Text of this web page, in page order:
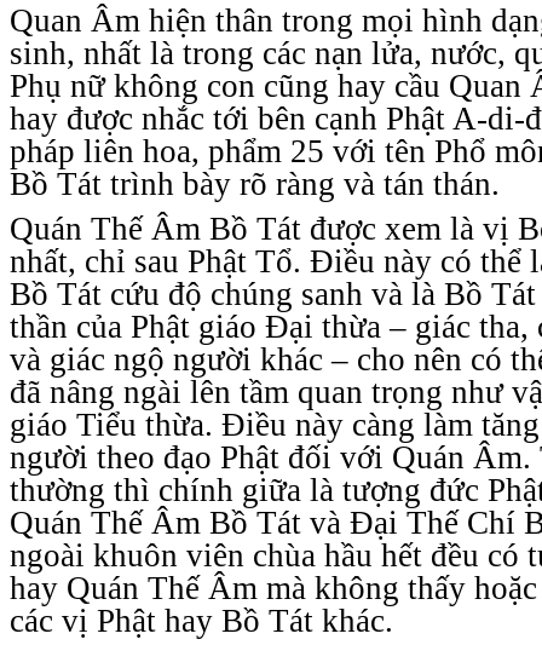
Quan Âm hiện thân trong mọi hình
sinh, nhất là trong các nạn lửa, nước,
Phụ nữ không con cũng hay cầu Quan
hay được nhắc tới bên cạnh Phật A-
pháp liên hoa, phẩm 25 với tên Phổ
Bồ Tát trình bày rõ ràng và tán thán.
Quán Thế Âm Bồ Tát được xem là vị
nhất, chỉ sau Phật Tổ. Điều này có thể
Bồ Tát cứu độ chúng sanh và là Bồ
thần của Phật giáo Đại thừa – giác
và giác ngộ người khác – cho nên có
đã nâng ngài lên tầm quan trọng như
giáo Tiểu thừa. Điều này càng làm
người theo đạo Phật đối với Quán
thường thì chính giữa là tượng đức
Quán Thế Âm Bồ Tát và Đại Thế Chí
ngoài khuôn viên chùa hầu hết đều có
hay Quán Thế Âm mà không thấy
các vị Phật hay Bồ Tát khác.